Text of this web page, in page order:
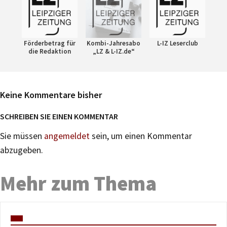
Förderbetrag für
die Redaktion
Kombi-Jahresabo
„LZ & L-IZ.de“
L-IZ Leserclub
Keine Kommentare bisher
SCHREIBEN SIE EINEN KOMMENTAR
Sie müssen angemeldetsein, um einen Kommentar
abzugeben.
Mehr zum Thema